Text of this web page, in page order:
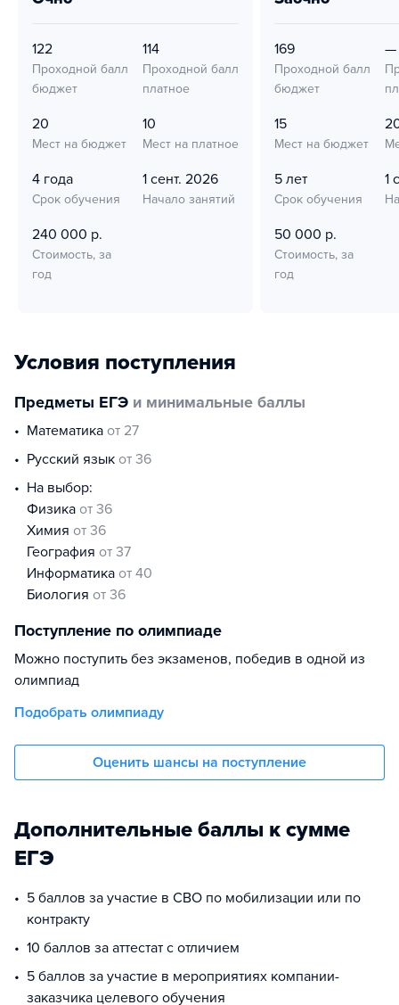
122
Проходной балл
бюджет
114
Проходной балл
платное
20
Мест на бюджет
10
Мест на платное
4 года
Срок обучения
1 сент. 2026
Начало занятий
240 000 р.
Стоимость, за
год
169
Проходной балл
бюджет
—
15
Мест на бюджет
5 лет
Срок обучения
1
50 000 р.
Стоимость, за
год
Условия поступления
Предметы ЕГЭ и минимальные баллы
математика от 27
русский язык от 36
На выбор:
физика от 36
химия от 36
география от 37
информатика от 40
биология от 36
Поступление по олимпиаде
Можно поступить без экзаменов, победив в одной из
олимпиад
Подобрать олимпиаду
Оценить шансы на поступление
Дополнительные баллы к сумме
ЕГЭ
5 баллов за участие в СВО по мобилизации или по
контракту
10 баллов за аттестат с отличием
5 баллов за участие в мероприятиях компании-
заказчика целевого обучения